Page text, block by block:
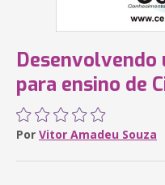
Desenvolvendo
para ensino de
Por Vitor Amadeu Souza